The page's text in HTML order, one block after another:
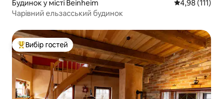
Будинок у місті Beinheim Середня
4,98 (111)
Чарівний ельзасський будинок
Топ вибір гостей
Вибір гостей